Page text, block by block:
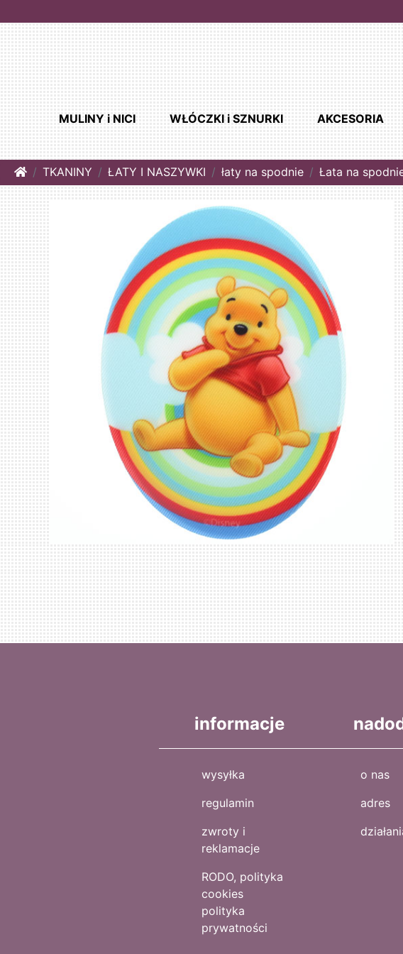
MULINY i NICI WŁÓCZKI i SZNURKI AKCESORIA
HomeTKANINY ŁATY I NASZYWKI łaty na spodnie Łata na
informacje
wysyłka
regulamin
zwroty i
reklamacje
RODO, polityka
cookies
polityka
prywatności
o nas
adres